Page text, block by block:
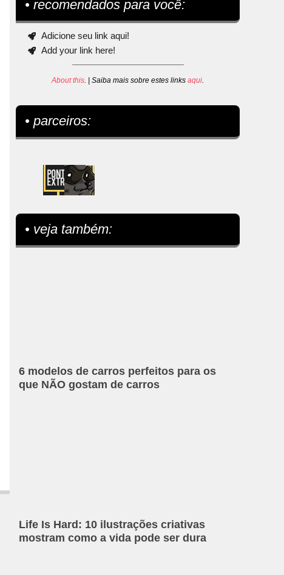
• recomendados para você:
Adicione seu link aqui!
Add your link here!
About this. | Saiba mais sobre estes linksaqui.
• parceiros:
• veja também:
6 modelos de carros perfeitos para os
que NÃO gostam de carros
Life Is Hard: 10 ilustrações criativas
mostram como a vida pode ser dura